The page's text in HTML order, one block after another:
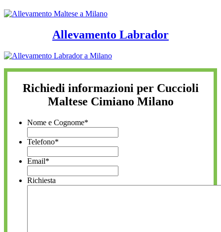
Allevamento Labrador
Richiedi informazioni per Cuccioli
Maltese Cimiano Milano
Nome e Cognome*
Telefono*
Email*
Richiesta